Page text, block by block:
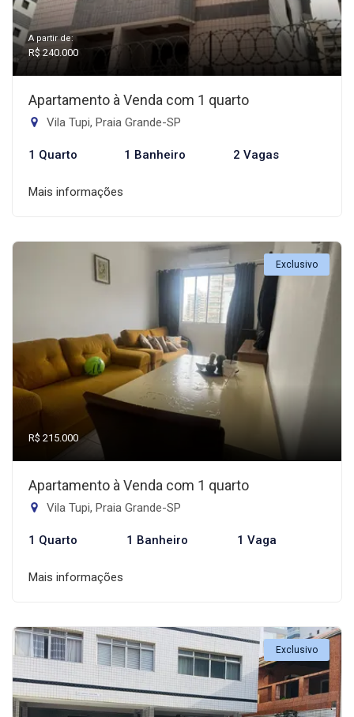
A partir de:
R$ 240.000
Apartamento à Venda com 1 quarto
Vila Tupi, Praia Grande-SP
1 Quarto 1 Banheiro 2 Vagas
Mais informações
Exclusivo
R$ 215.000
Apartamento à Venda com 1 quarto
Vila Tupi, Praia Grande-SP
1 Quarto 1 Banheiro 1 Vaga
Mais informações
Exclusivo